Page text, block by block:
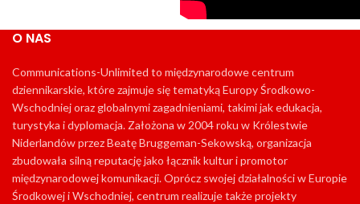
O NAS
Communications-Unlimited to międzynarodowe centrum
dziennikarskie, które zajmuje się tematyką Europy Środkowo-
Wschodniej oraz globalnymi zagadnieniami, takimi jak edukacja,
turystyka i dyplomacja. Założona w 2004 roku w Królestwie
Niderlandów przez Beatę Bruggeman-Sekowską, organizacja
zbudowała silną reputację jako łącznik kultur i promotor
międzynarodowej komunikacji. Oprócz swojej działalności w Europie
Środkowej i Wschodniej, centrum realizuje także projekty